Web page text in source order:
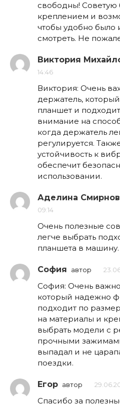
свободны! Советую
креплением и
чтобы удобно было
смотреть. Не
Виктория
14:46
Виктория: Очень
держатель,
планшет и
внимание на
когда держатель
регулируется.
устойчивость к
обеспечит
использовании.
Аделина
09:14
Очень полезные
легче выбрать
планшета в машину.
София автор
София: Очень
который надежно
подходит по
на материалы и
выбрать модели с
прочными
выпадал и не
поездки.
Егор автор
Спасибо за